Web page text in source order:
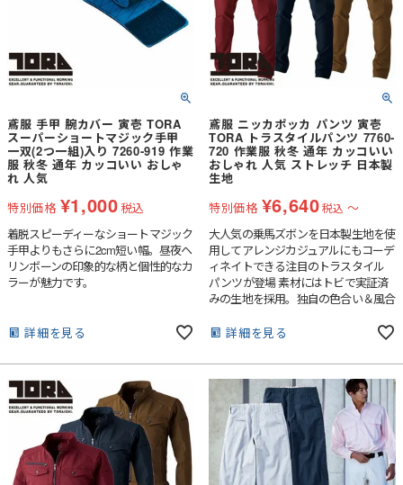
鳶服 手甲 腕カバー 寅壱 TORA
スーパーショートマジック手甲
一双(2つ一組)入り 7260-919 作業
服 秋冬 通年 カッコいい おしゃ
れ 人気
特別価格 ¥1,000税込
着脱スピーディーなショートマジック
手甲よりもさらに2cm短い幅。昼夜ヘ
リンボーンの印象的な柄と個性的なカ
ラーが魅力です。
詳細を見る
鳶服 ニッカポッカ パンツ 寅壱
TORA トラスタイルパンツ 7760-
720 作業服 秋冬 通年 カッコいい
おしゃれ 人気 ストレッチ 日本製
生地
特別価格 ¥6,640税込 〜
大人気の乗馬ズボンを日本製生地を使
用してアレンジカジュアルにもコーデ
ィネイトできる注目のトラスタイル
パンツが登場 素材にはトビで実証済
みの生地を採用。独自の色合い＆風合
ったり&キュッと絞ったふくらはぎは
軽快スタイル乗馬ズボンのエッセンス
をワークパンツに与えました。
詳細を見る